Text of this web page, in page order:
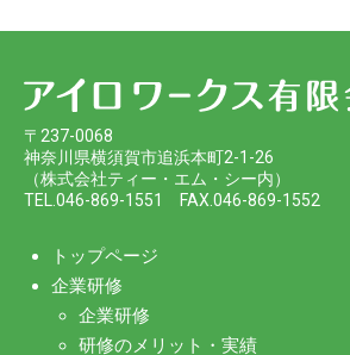
〒237-0068
神奈川県横須賀市追浜本町2-1-26
（株式会社ティー・エム・シー内）
TEL.046-869-1551 FAX.046-869-1552
トップページ
企業研修
企業研修
研修のメリット・実績